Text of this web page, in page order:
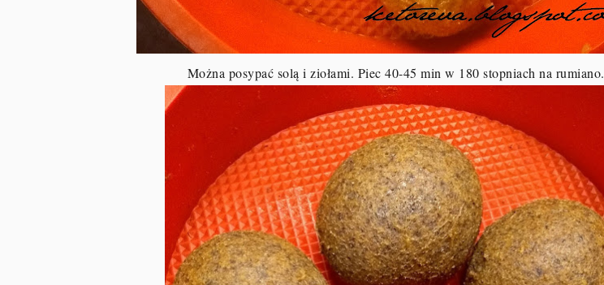
Można posypać solą i ziołami. Piec 40-45 min w 180 stopniach na rumiano.